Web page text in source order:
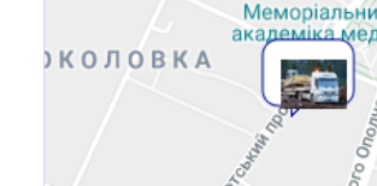
Ссылка для мобильных устройств